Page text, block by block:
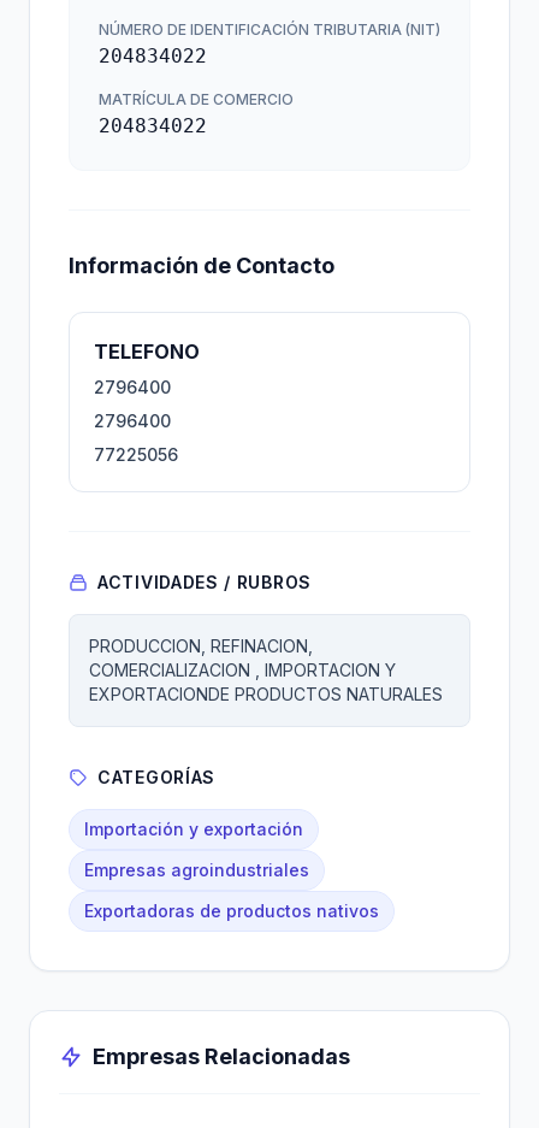
NÚMERO DE IDENTIFICACIÓN TRIBUTARIA (NIT)
204834022
MATRÍCULA DE COMERCIO
204834022
Información de Contacto
TELEFONO
2796400
2796400
77225056
ACTIVIDADES / RUBROS
PRODUCCION, REFINACION,
COMERCIALIZACION , IMPORTACION Y
EXPORTACIONDE PRODUCTOS NATURALES
CATEGORÍAS
Importación y exportación
Empresas agroindustriales
Exportadoras de productos nativos
Empresas Relacionadas